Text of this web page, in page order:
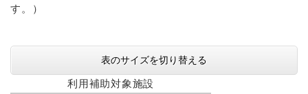
す。）
表のサイズを切り替える
利用補助対象施設